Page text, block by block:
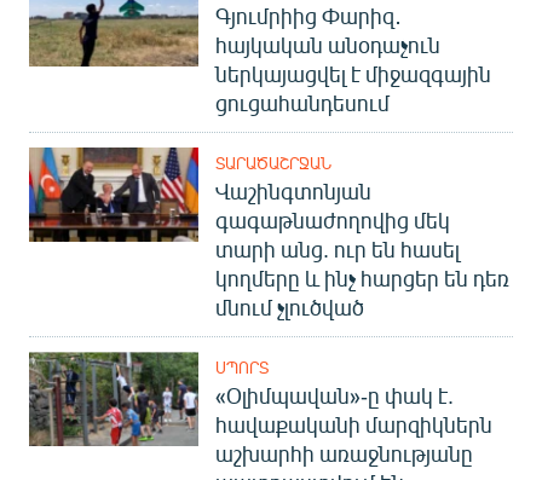
Գյումրիից Փարիզ․
հայկական անօդաչուն
ներկայացվել է միջազգային
ցուցահանդեսում
ՏԱՐԱԾԱՇՐՋԱՆ
Վաշինգտոնյան
գագաթնաժողովից մեկ
տարի անց. ուր են հասել
կողմերը և ինչ հարցեր են դեռ
մնում չլուծված
ՍՊՈՐՏ
«Օլիմպավան»-ը փակ է.
հավաքականի մարզիկներն
աշխարհի առաջնությանը